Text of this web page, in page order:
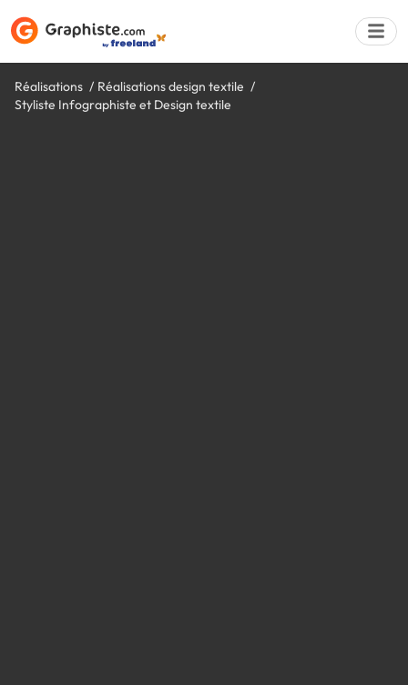
Réalisations
Réalisations design textile
Styliste Infographiste et Design textile